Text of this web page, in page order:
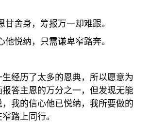
甘舍身，筹报万一却难跟。
他悦纳，只需谦卑窄路奔。
经历了太多的恩典，所以愿意为
答主恩的万分之一，但发现无能
我的信心他已悦纳，我所要做的
路上同行。